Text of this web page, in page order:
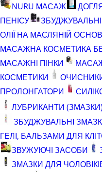
NURU МАСАЖ
ПЕНІСУ
ОЛІЇ НА МАСЛЯНІЙ
МАСАЖНА КОСМЕТИКА
МАСАЖНІ ПІНКИ
КОСМЕТИКИ
ПРОЛОНГАТОРИ
ЛУБРИКАНТИ (ЗМАЗКИ)
ЗБУДЖУВАЛЬНІ
ГЕЛІ, БАЛЬЗАМИ ДЛЯ
ЗВУЖУЮЧІ ЗАСОБИ
ЗМАЗКИ ДЛЯ